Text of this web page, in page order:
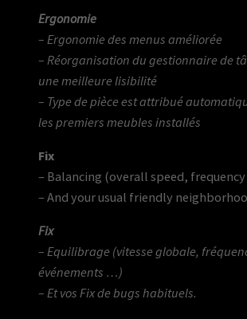
Ergonomie
– Ergonomie des menus améliorée
– Réorganisation du gestionnaire de
une meilleure lisibilité
– Type de pièce est attribué
les premiers meubles installés
Fix
– Balancing (overall speed,
– And your usual friendly
Fix
– Equilibrage (vitesse globale,
événements …)
– Et vos Fix de bugs habituels.